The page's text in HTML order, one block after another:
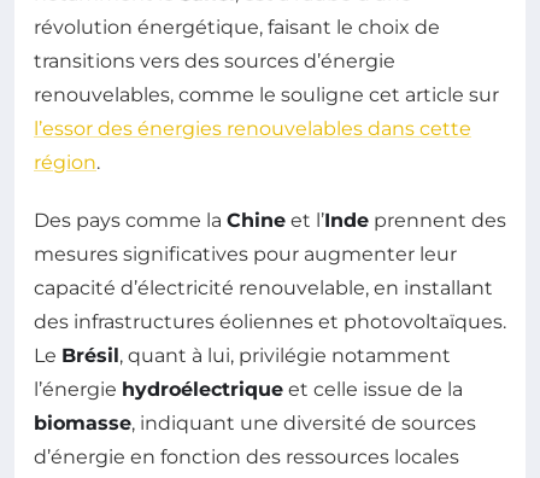
révolution énergétique, faisant le choix de
transitions vers des sources d’énergie
renouvelables, comme le souligne cet article sur
l’essor des énergies renouvelables dans cette
région.
Des pays comme la Chine et l’Inde prennent des
mesures significatives pour augmenter leur
capacité d’électricité renouvelable, en installant
des infrastructures éoliennes et photovoltaïques.
Le Brésil, quant à lui, privilégie notamment
l’énergie hydroélectrique et celle issue de la
biomasse, indiquant une diversité de sources
d’énergie en fonction des ressources locales